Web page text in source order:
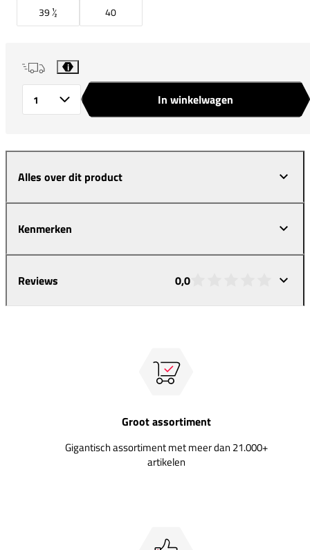
39 ½
40
i
In winkelwagen
Alles over dit product
Kenmerken
Reviews 0,0
Groot assortiment
Gigantisch assortiment met meer dan 21.000+
artikelen